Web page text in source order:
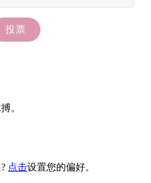
。
点击设置您的偏好。